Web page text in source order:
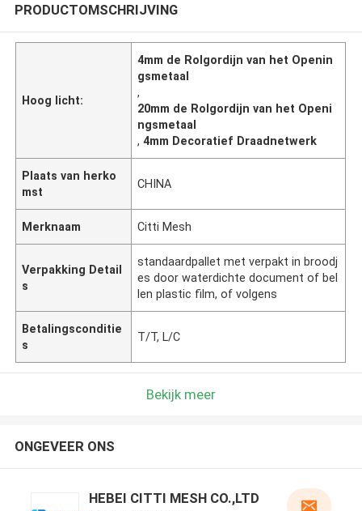
PRODUCTOMSCHRIJVING
Hoog licht:
4mm de Rolgordijn van het Openin
gsmetaal
,
20mm de Rolgordijn van het Openi
ngsmetaal
,4mm Decoratief Draadnetwerk
Plaats van herko
mst
CHINA
Merknaam Citti Mesh
Verpakking Detail
s
standaardpallet met verpakt in broodj
es door waterdichte document of bel
len plastic film, of volgens
Betalingsconditie
s
T/T, L/C
Bekijk meer
ONGEVEER ONS
HEBEI CITTI MESH CO.,LTD